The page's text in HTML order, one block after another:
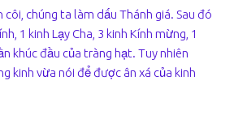
chúng ta làm dấu Thánh giá. Sau đó
1 kinh Lạy Cha, 3 kinh Kính mừng, 1
khúc đầu của tràng hạt. Tuy nhiên
kinh vừa nói để được ân xá của kinh